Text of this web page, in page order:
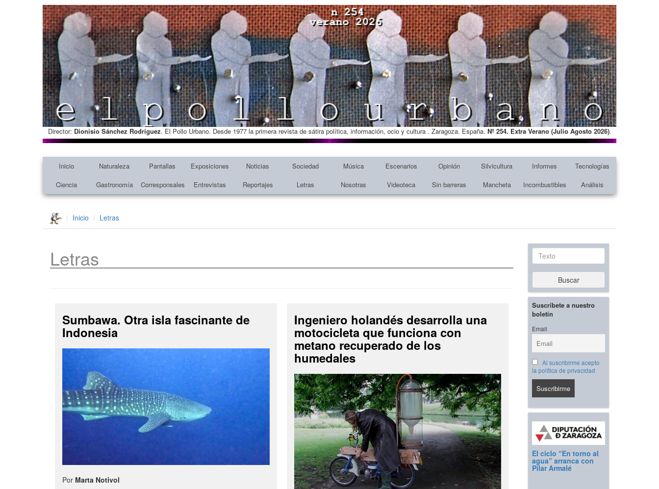
Director: Dionisio Sánchez Rodríguez. El Pollo Urbano. Desde 1977 la primera revista de sátira política, información, ocio y cultura . Zaragoza. España. Nº 254. Extra Verano (Julio Agosto 2026).
Inicio Naturaleza Pantallas Exposiciones Noticias Sociedad Música Escenarios Opinión Silvicultura Informes
Tecnologías
Ciencia
Gastronomía Corresponsales Entrevistas Reportajes Letras Nosotras Videoteca Sin barreras Mancheta Incombustibles Análisis
Inicio Letras
Letras
Sumbawa. Otra isla fascinante de
Indonesia
Por Marta Notivol
Ingeniero holandés desarrolla una
motocicleta que funciona con
metano recuperado de los
humedales
Texto
Buscar
Suscríbete a nuestro
boletín
Email
Al suscribirme acepto
la política de privacidad
El ciclo “En torno al
agua” arranca con
Pilar Armalé